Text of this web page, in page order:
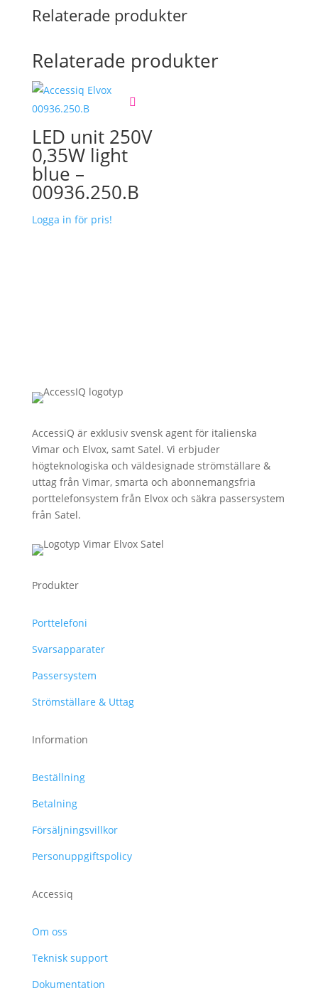
Relaterade produkter
Relaterade produkter
LED unit 250V
0,35W light
blue –
00936.250.B
Logga in för pris!
AccessiQ är exklusiv svensk agent för italienska
Vimar och Elvox, samt Satel. Vi erbjuder
högteknologiska och väldesignade strömställare &
uttag från Vimar, smarta och abonnemangsfria
porttelefonsystem från Elvox och säkra passersystem
från Satel.
Produkter
Porttelefoni
Svarsapparater
Passersystem
Strömställare & Uttag
Information
Beställning
Betalning
Försäljningsvillkor
Personuppgiftspolicy
Accessiq
Om oss
Teknisk support
Dokumentation